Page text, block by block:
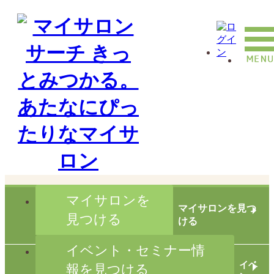
マイサロンを
見つける
イベント・セミナー情
報を見つける
マイサロンを見つ
ける
イベ